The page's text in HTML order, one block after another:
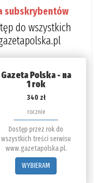
subskrybentów
do wszystkich
Gazeta Polska - na
1 rok
340 zł
rocznie
Dostęp przez rok do
wszystkich treści serwisu
www.gazetapolska.pl.
WYBIERAM